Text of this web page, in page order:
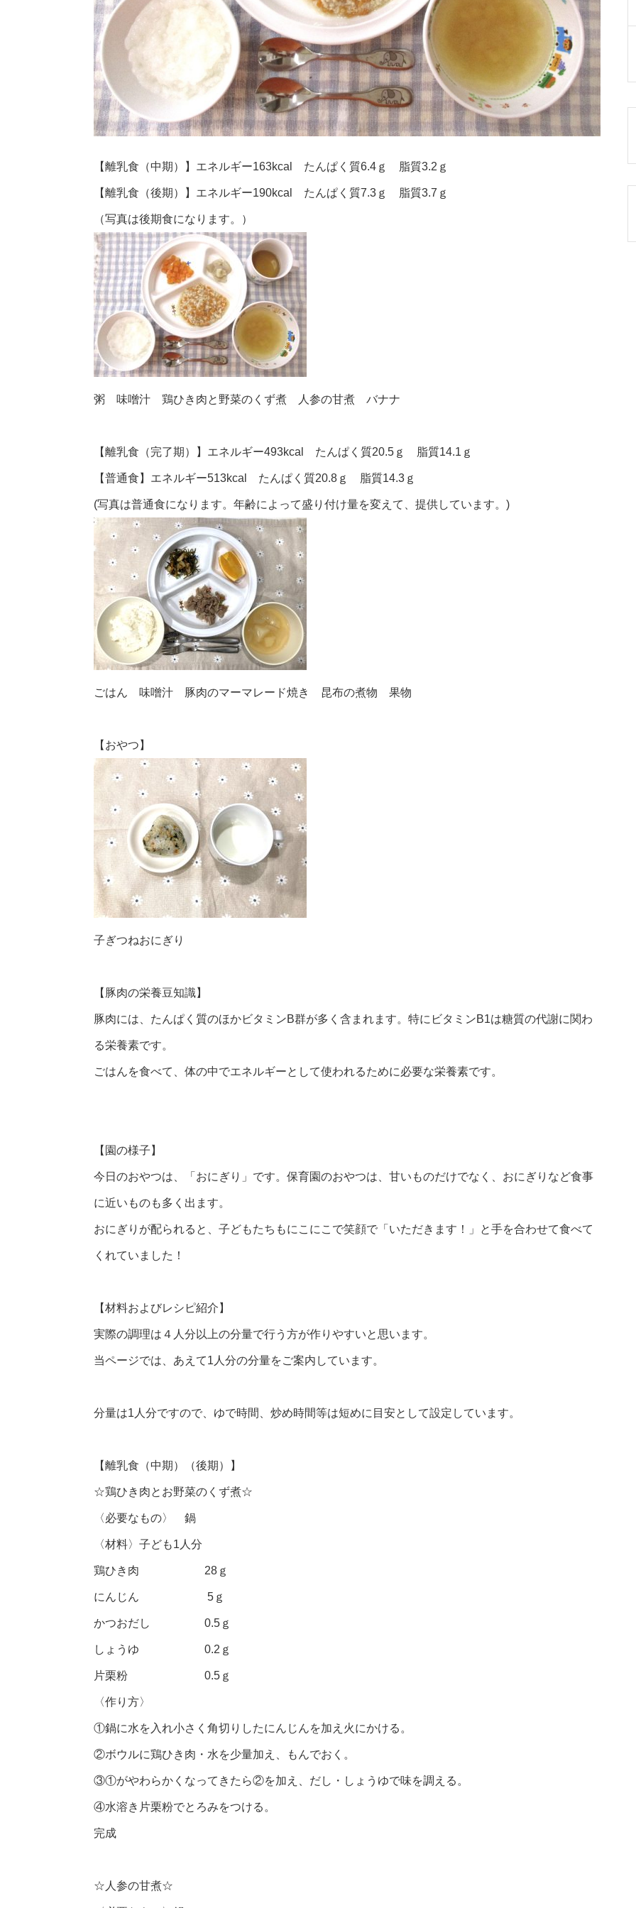
【離乳食（中期）】エネルギー163kcal たんぱく質6.4ｇ 脂質3.2ｇ
【離乳食（後期）】エネルギー190kcal たんぱく質7.3ｇ 脂質3.7ｇ
（写真は後期食になります。）
粥 味噌汁 鶏ひき肉と野菜のくず煮 人参の甘煮 バナナ
【離乳食（完了期）】エネルギー493kcal たんぱく質20.5ｇ 脂質14.1ｇ
【普通食】エネルギー513kcal たんぱく質20.8ｇ 脂質14.3ｇ
(写真は普通食になります。年齢によって盛り付け量を変えて、提供しています。)
ごはん 味噌汁 豚肉のマーマレード焼き 昆布の煮物 果物
【おやつ】
子ぎつねおにぎり
【豚肉の栄養豆知識】
豚肉には、たんぱく質のほかビタミンB群が多く含まれます。特にビタミンB1は糖質の代謝に関わ
る栄養素です。
ごはんを食べて、体の中でエネルギーとして使われるために必要な栄養素です。
【園の様子】
今日のおやつは、「おにぎり」です。保育園のおやつは、甘いものだけでなく、おにぎりなど食事
に近いものも多く出ます。
おにぎりが配られると、子どもたちもにこにこで笑顔で「いただきます！」と手を合わせて食べて
くれていました！
【材料およびレシピ紹介】
実際の調理は４人分以上の分量で行う方が作りやすいと思います。
当ページでは、あえて1人分の分量をご案内しています。
分量は1人分ですので、ゆで時間、炒め時間等は短めに目安として設定しています。
【離乳食（中期）（後期）】
☆鶏ひき肉とお野菜のくず煮☆
〈必要なもの〉 鍋
〈材料〉子ども1人分
鶏ひき肉 28ｇ
にんじん 5ｇ
かつおだし 0.5ｇ
しょうゆ 0.2ｇ
片栗粉 0.5ｇ
〈作り方〉
①鍋に水を入れ小さく角切りしたにんじんを加え火にかける。
②ボウルに鶏ひき肉・水を少量加え、もんでおく。
③①がやわらかくなってきたら②を加え、だし・しょうゆで味を調える。
④水溶き片栗粉でとろみをつける。
完成
☆人参の甘煮☆